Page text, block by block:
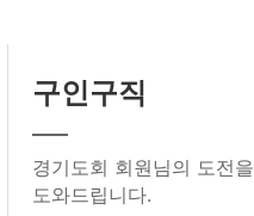
구인구직
경기도회 회원님의 도전을
도와드립니다.